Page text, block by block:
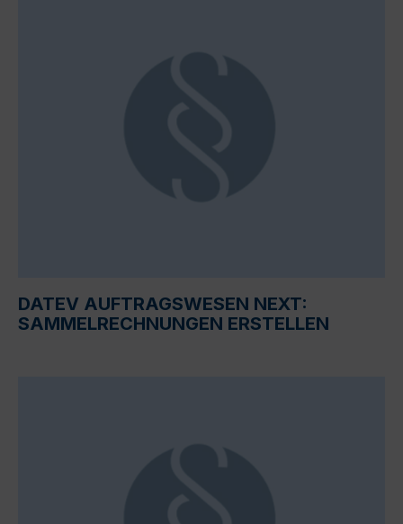
DATEV AUFTRAGSWESEN NEXT:
SAMMELRECHNUNGEN ERSTELLEN